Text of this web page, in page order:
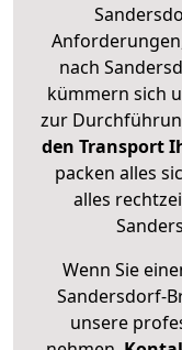
nach
kümmern sich
zur
den Transport
packen alles
alles
Wenn Sie
Sandersdorf-
unsere